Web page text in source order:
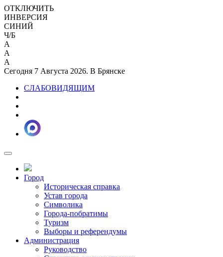
ОТКЛЮЧИТЬ
ИНВЕРСИЯ
СИНИЙ
Ч/Б
A
A
A
Сегодня 7 Августа 2026. В Брянске
СЛАБОВИДЯЩИМ
Город
Историческая справка
Устав города
Символика
Города-побратимы
Туризм
Выборы и референдумы
Администрация
Руководство